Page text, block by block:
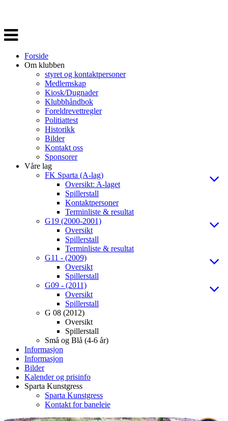
Veksle
navigasjon
Forside
Om klubben
styret og kontaktpersoner
Medlemskap
Kiosk/Dugnader
Klubbhåndbok
Foreldrevettregler
Politiattest
Historikk
Bilder
Kontakt oss
Sponsorer
Våre lag
FK Sparta (A-lag)
Oversikt: A-laget
Spillerstall
Kontaktpersoner
Terminliste & resultat
G19 (2000-2001)
Oversikt
Spillerstall
Terminliste & resultat
G11 - (2009)
Oversikt
Spillerstall
G09 - (2011)
Oversikt
Spillerstall
G 08 (2012)
Oversikt
Spillerstall
Små og Blå (4-6 år)
Informasjon
Informasjon
Bilder
Kalender og prisinfo
Sparta Kunstgress
Sparta Kunstgress
Kontakt for baneleie